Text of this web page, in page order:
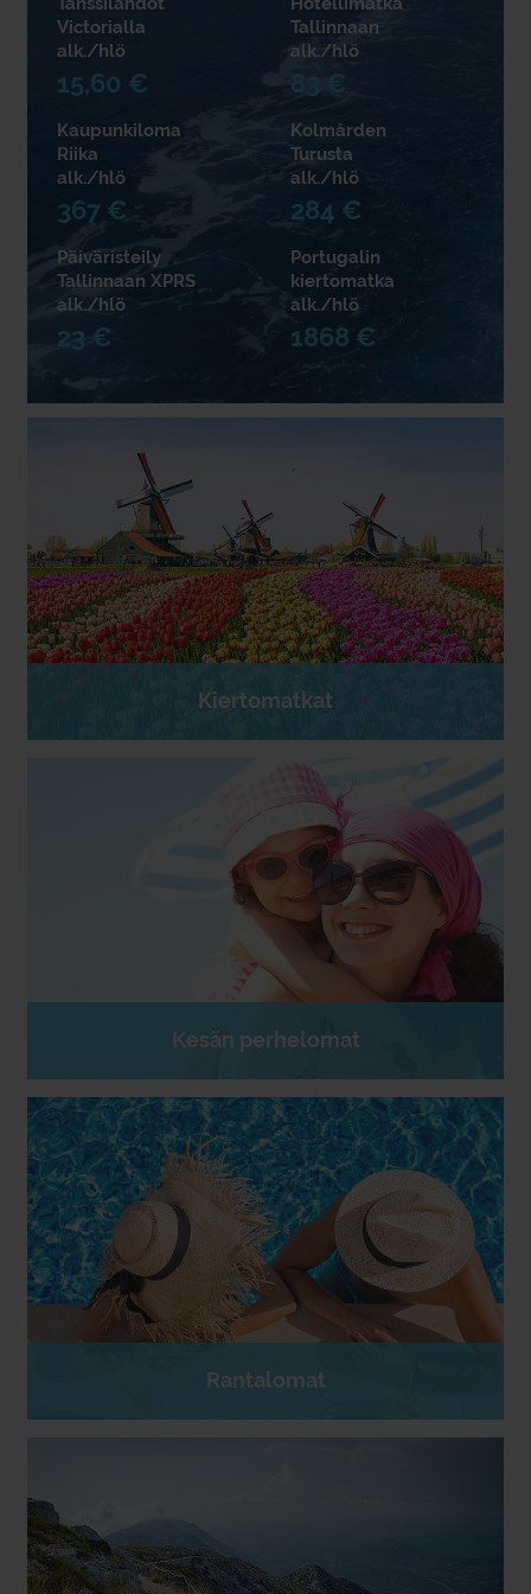
Victorialla
alk./hlö
15,60 €
Kaupunkiloma
Riika
alk./hlö
367 €
Päiväristeily
Tallinnaan XPRS
alk./hlö
23 €
Tallinnaan
alk./hlö
83 €
Kolmården
Turusta
alk./hlö
284 €
Portugalin
kiertomatka
alk./hlö
1868 €
Kiertomatkat
Kesän perhelomat
Rantalomat